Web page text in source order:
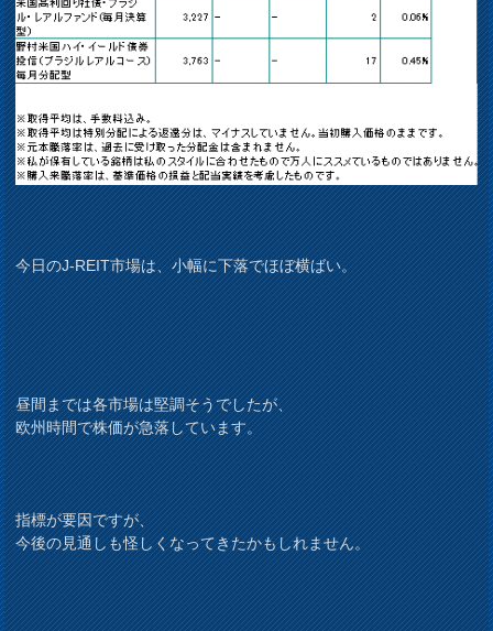
今日のJ-REIT市場は、小幅に下落でほぼ横ばい。
昼間までは各市場は堅調そうでしたが、
欧州時間で株価が急落しています。
指標が要因ですが、
今後の見通しも怪しくなってきたかもしれません。